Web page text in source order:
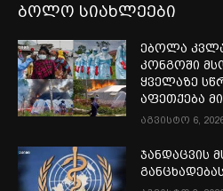
ბოლო სიახლეები
ებოლა
კონგოში
ყველაზე
აფეთქება
აგვისტო 6,
ჯანდაცვის